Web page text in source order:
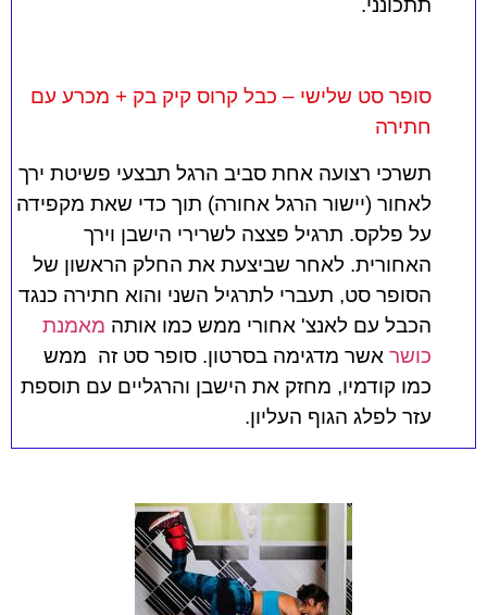
סופר סט שלישי – כבל קרוס קיק בק + מכרע עם
חתירה
תשרכי רצועה אחת סביב הרגל תבצעי פשיטת ירך
לאחור (יישור הרגל אחורה) תוך כדי שאת מקפידה
על פלקס. תרגיל פצצה לשרירי הישבן וירך
האחורית. לאחר שביצעת את החלק הראשון של
הסופר סט, תעברי לתרגיל השני והוא חתירה כנגד
הכבל עם לאנצ' אחורי ממש כמו אותה מאמנת
כושר אשר מדגימה בסרטון. סופר סט זה ממש
כמו קודמיו, מחזק את הישבן והרגליים עם תוספת
עזר לפלג הגוף העליון.